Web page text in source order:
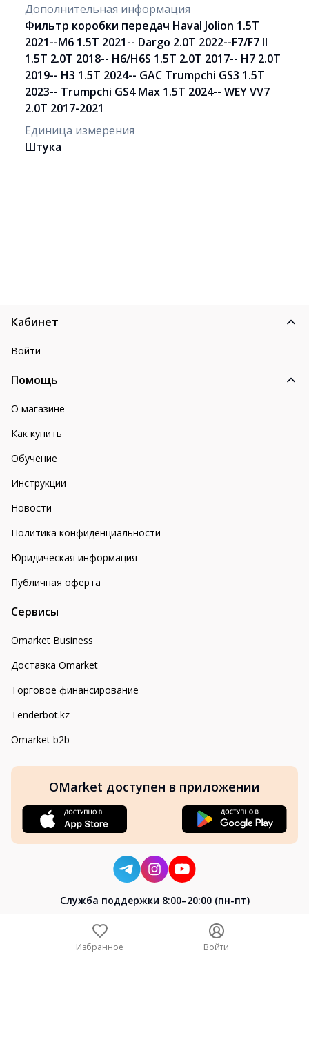
Дополнительная информация
Фильтр коробки передач Haval Jolion 1.5T
2021--M6 1.5T 2021-- Dargo 2.0T 2022--F7/F7 II
1.5T 2.0T 2018-- H6/H6S 1.5T 2.0T 2017-- H7 2.0T
2019-- H3 1.5T 2024-- GAC Trumpchi GS3 1.5T
2023-- Trumpchi GS4 Max 1.5T 2024-- WEY VV7
2.0T 2017-2021
Единица измерения
Штука
Кабинет
Войти
Помощь
О магазине
Как купить
Обучение
Инструкции
Новости
Политика конфиденциальности
Юридическая информация
Публичная оферта
Сервисы
Omarket Business
Доставка Omarket
Торговое финансирование
Tenderbot.kz
Omarket b2b
OMarket доступен в приложении
Cлужба поддержки 8:00–20:00 (пн-пт)
Избранное Войти